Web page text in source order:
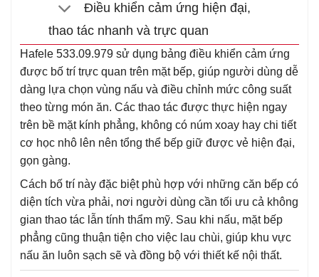
Điều khiển cảm ứng hiện đại,
thao tác nhanh và trực quan
Hafele 533.09.979 sử dụng bảng điều khiển cảm ứng
được bố trí trực quan trên mặt bếp, giúp người dùng dễ
dàng lựa chọn vùng nấu và điều chỉnh mức công suất
theo từng món ăn. Các thao tác được thực hiện ngay
trên bề mặt kính phẳng, không có núm xoay hay chi tiết
cơ học nhô lên nên tổng thể bếp giữ được vẻ hiện đại,
gọn gàng.
Cách bố trí này đặc biệt phù hợp với những căn bếp có
diện tích vừa phải, nơi người dùng cần tối ưu cả không
gian thao tác lẫn tính thẩm mỹ. Sau khi nấu, mặt bếp
phẳng cũng thuận tiện cho việc lau chùi, giúp khu vực
nấu ăn luôn sạch sẽ và đồng bộ với thiết kế nội thất.